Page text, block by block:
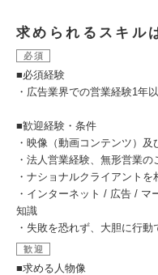
求められるスキル
必須
■必須経験
・広告業界での営業経験1年
■歓迎経験・条件
・映像（動画コンテンツ）
・法人営業経験、無形営業の
・ナショナルクライアント
・インターネット / 広告 / マ
知識
・失敗を恐れず、大胆に行動
歓迎
■求める人物像